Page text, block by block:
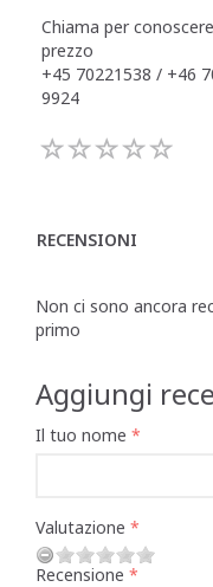
Chiama per
prezzo
+45 70221538 / +46
9924
RECENSIONI
Non ci sono ancora
primo
Aggiungi
Il tuo nome
Valutazione
Recensione